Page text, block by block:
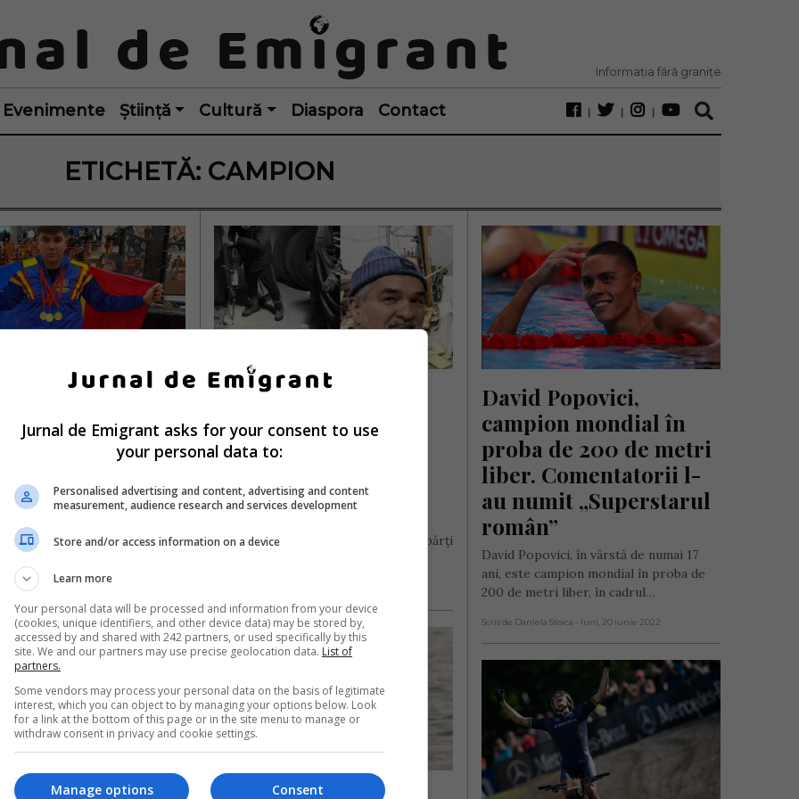
Informația fără granițe
Evenimente Știință Cultură Diaspora Contact
ETICHETĂ: CAMPION
român născut și
în Spania,
campion
la Kempo sub
naționalei
un adolescent în vârstă
născut în Fuenlabrada (Madrid)
români, și-a câștigat
pe…
Stoica - miercuri, 7 februarie 2024
Viața în străinătate a
unui mare campion
român la box. Pas cu
Dificultățile din România pot adesea
talentați să își caute norocul în alte părți
David Popovici,
campion mondial în
proba de 200 de metri
liber. Comentatorii l-
au numit „Superstarul
român”
David Popovici, în vârstă de numai 17
ani, este campion mondial în proba de
200 de metri liber, în cadrul…
Scris de Daniela Stoica - luni, 20 iunie 2022
Jurnal de Emigrant asks for your consent to use
your personal data to:
Personalised advertising and content, advertising and content
measurement, audience research and services development
Store and/or access information on a device
Learn more
Your personal data will be processed and information from your device
(cookies, unique identifiers, and other device data) may be stored by,
accessed by and shared with 242 partners, or used specifically by this
site. We and our partners may use precise geolocation data. List of
partners.
Some vendors may process your personal data on the basis of legitimate
interest, which you can object to by managing your options below. Look
for a link at the bottom of this page or in the site menu to manage or
withdraw consent in privacy and cookie settings.
Consent
Manage options